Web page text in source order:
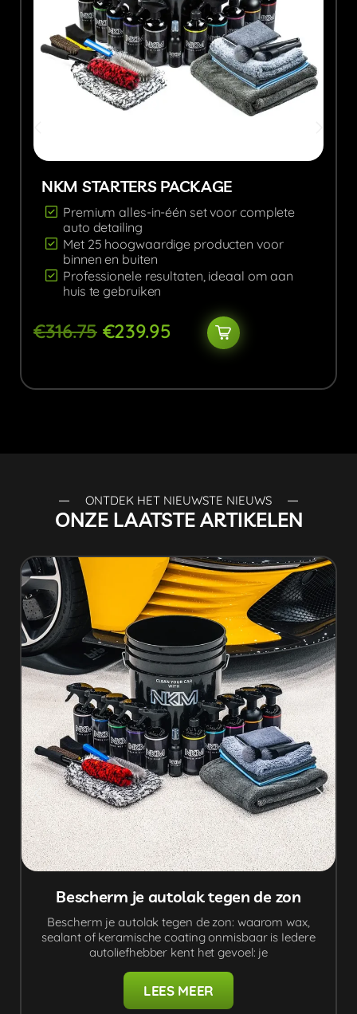
NKM STARTERS PACKAGE
Premium alles-in-één set voor complete
auto detailing
Met 25 hoogwaardige producten voor
binnen en buiten
Professionele resultaten, ideaal om aan
huis te gebruiken
€316.75 €239.95
ONTDEK HET NIEUWSTE NIEUWS
ONZE LAATSTE ARTIKELEN
Bescherm je autolak tegen de zon
Bescherm je autolak tegen de zon: waarom wax,
sealant of keramische coating onmisbaar is Iedere
autoliefhebber kent het gevoel: je
LEES MEER